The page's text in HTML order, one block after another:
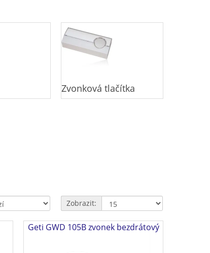
Zvonková tlačítka
Zobrazit:
Geti GWD 105B zvonek bezdrátový